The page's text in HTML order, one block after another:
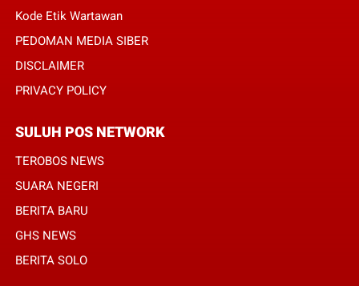
Kode Etik Wartawan
PEDOMAN MEDIA SIBER
DISCLAIMER
PRIVACY POLICY
SULUH POS NETWORK
TEROBOS NEWS
SUARA NEGERI
BERITA BARU
GHS NEWS
BERITA SOLO